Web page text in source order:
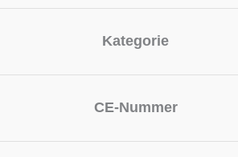
Kategorie
CE-Nummer